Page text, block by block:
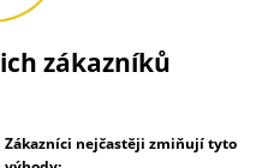
zákazníků
Zákazníci nejčastěji zmiňují tyto